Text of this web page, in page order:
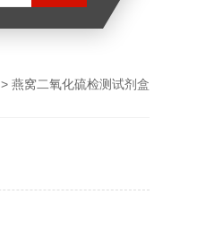
> 燕窝二氧化硫检测试剂盒